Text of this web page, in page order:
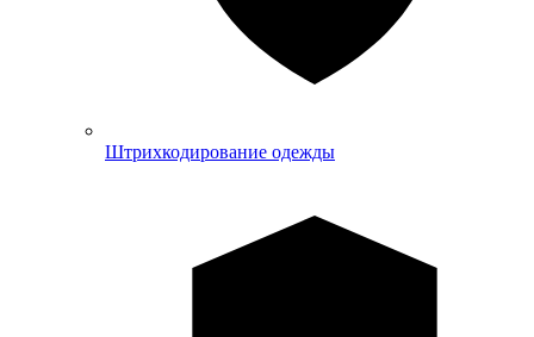
Штрихкодирование одежды